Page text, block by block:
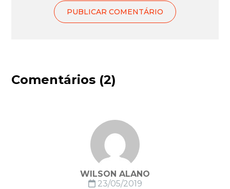
Comentários (2)
WILSON ALANO
23/05/2019